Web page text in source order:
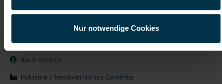
Nur notwendige Cookies
Vollzeit
Ab 3-Schicht
Industrie / handwerkliches Gewerbe